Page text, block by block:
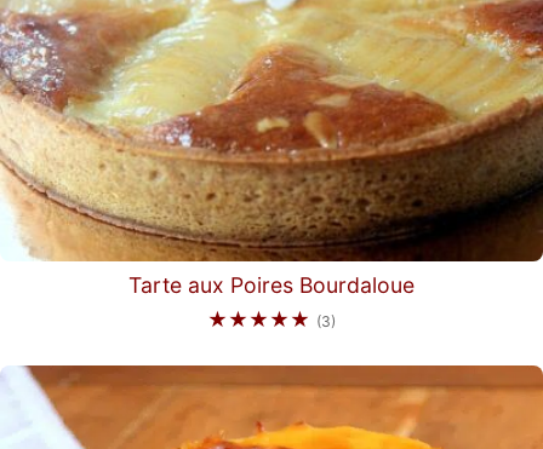
Tarte aux Poires Bourdaloue
★★★★★ (3)